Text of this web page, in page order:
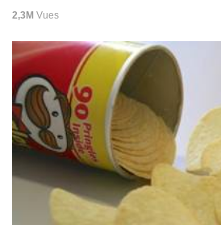
2,3M Vues